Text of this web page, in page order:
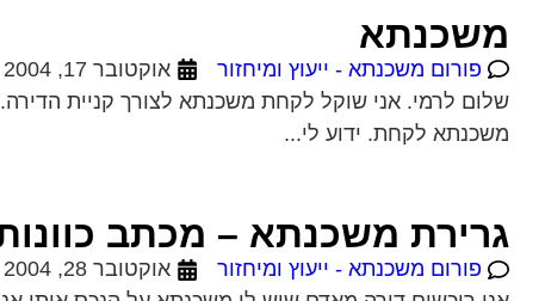
משכנתא
פורום משכנתא - ייעוץ ומיחזור
אוקטובר 17, 2004
שלום לרמי. אני שוקל לקחת משכנתא לצורך קניית
משכנתא לקחת. ידוע לי...
גרירת משכנתא – מכתב
פורום משכנתא - ייעוץ ומיחזור
אוקטובר 28, 2004